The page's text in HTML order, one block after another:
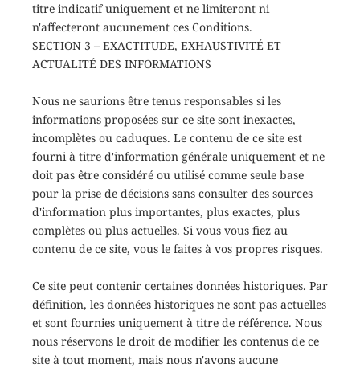
titre indicatif uniquement et ne limiteront ni
n'affecteront aucunement ces Conditions.
SECTION 3 – EXACTITUDE, EXHAUSTIVITÉ ET
ACTUALITÉ DES INFORMATIONS
Nous ne saurions être tenus responsables si les
informations proposées sur ce site sont inexactes,
incomplètes ou caduques. Le contenu de ce site est
fourni à titre d'information générale uniquement et ne
doit pas être considéré ou utilisé comme seule base
pour la prise de décisions sans consulter des sources
d'information plus importantes, plus exactes, plus
complètes ou plus actuelles. Si vous vous fiez au
contenu de ce site, vous le faites à vos propres risques.
Ce site peut contenir certaines données historiques. Par
définition, les données historiques ne sont pas actuelles
et sont fournies uniquement à titre de référence. Nous
nous réservons le droit de modifier les contenus de ce
site à tout moment, mais nous n'avons aucune